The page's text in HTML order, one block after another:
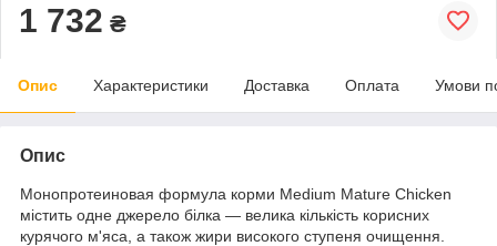
1 732 ₴
Опис Характеристики Доставка Оплата Умови
Опис
Монопротеиновая формула корми Medium Mature Chicken
містить одне джерело білка — велика кількість корисних
курячого м'яса, а також жири високого ступеня очищення.